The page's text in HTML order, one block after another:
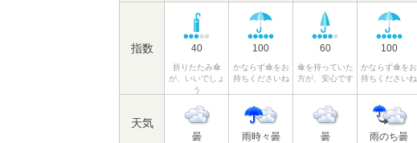
指数 40
折りたたみ傘
が、いいでしょ
う
100
かならず傘をお
持ちくださいね
60
傘を持っていた
方が、安心です
100
かならず傘をお
持ちくださいね
天気
曇 雨時々曇 曇 雨のち曇